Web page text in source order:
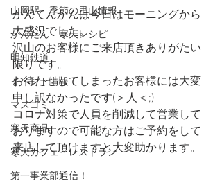
山岡駅 季節の里山情報
かんたん 寒天レシピ
明知鉄道
イベント情報！
マスコミ
寒天商品
寒天カフェ・レストラン
第一事業部通信！
かんてんかんは今日はモーニングから
大盛況でした。
沢山のお客様にご来店頂きありがたい
限りです。
お待たせしてしまったお客様には大変
申し訳なかったです(＞人＜;)
コロナ対策で人員を削減して営業して
おりますので可能な方はご予約をして
来店して頂けますと大変助かります。